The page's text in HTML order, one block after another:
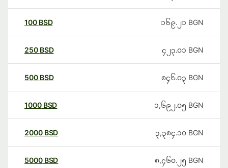
100 BSD ၁၆၉.၂၁ BGN
250 BSD ၄၂၃.၀၁ BGN
500 BSD ၈၄၆.၀၃ BGN
1000 BSD ၁,၆၉၂.၀၅ BGN
2000 BSD ၃,၃၈၄.၁၀ BGN
5000 BSD ၈,၄၆၀.၂၅ BGN